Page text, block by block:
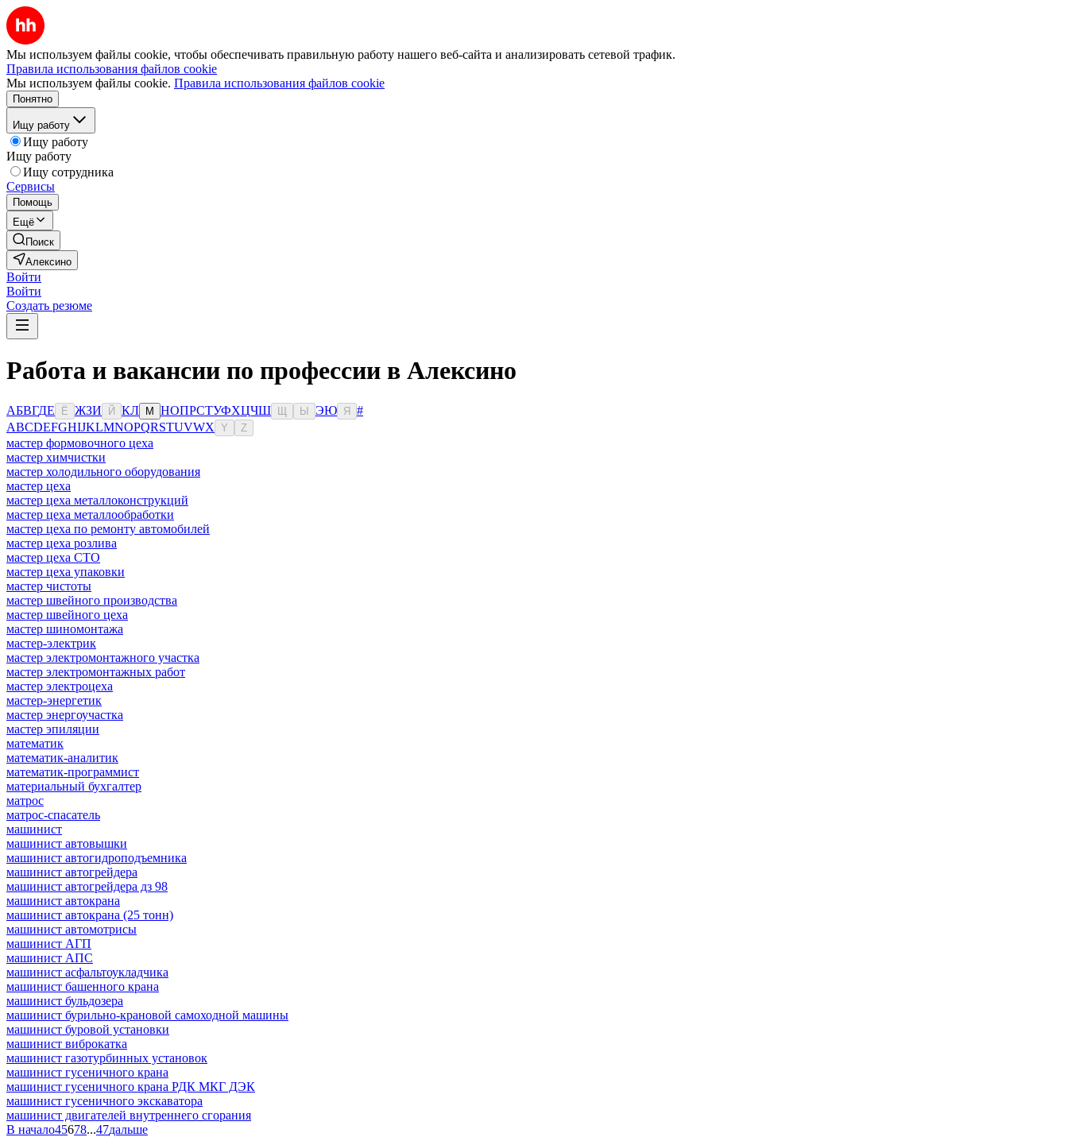
Мы используем файлы cookie, чтобы обеспечивать правильную работу нашего веб-сайта и анализировать сетевой трафик.
Правила использования файлов cookie
Мы используем файлы cookie. Правила использования файлов cookie
Понятно
Ищу работу
Ищу работу
Ищу работу
Ищу сотрудника
Сервисы
Помощь
Ещё
Поиск
Алексино
Войти
Войти
Создать резюме
Работа и вакансии по профессии в Алексино
АБВГДЕ Ё ЖЗИ Й КЛ М НОПРСТУФХЦЧШ Ы ЭЮ Я
#
ABCDEFGHIJKLMNOPQRSTUVWX Y Z
мастер формовочного цеха
мастер химчистки
мастер холодильного оборудования
мастер цеха
мастер цеха металлоконструкций
мастер цеха металлообработки
мастер цеха по ремонту автомобилей
мастер цеха розлива
мастер цеха СТО
мастер цеха упаковки
мастер чистоты
мастер швейного производства
мастер швейного цеха
мастер шиномонтажа
мастер-электрик
мастер электромонтажного участка
мастер электромонтажных работ
мастер электроцеха
мастер-энергетик
мастер энергоучастка
мастер эпиляции
математик
математик-аналитик
математик-программист
материальный бухгалтер
матрос
матрос-спасатель
машинист
машинист автовышки
машинист автогидроподъемника
машинист автогрейдера
машинист автогрейдера дз 98
машинист автокрана
машинист автокрана (25 тонн)
машинист автомотрисы
машинист АГП
машинист АПС
машинист асфальтоукладчика
машинист башенного крана
машинист бульдозера
машинист бурильно-крановой самоходной машины
машинист буровой установки
машинист виброкатка
машинист газотурбинных установок
машинист гусеничного крана
машинист гусеничного крана РДК МКГ ДЭК
машинист гусеничного экскаватора
машинист двигателей внутреннего сгорания
В начало45678...47дальше